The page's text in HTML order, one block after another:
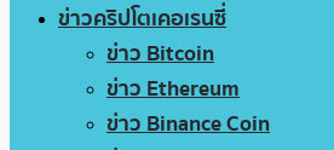
ข่าวคริปโตเคอเรนซี่
ข่าว Bitcoin
ข่าว Ethereum
ข่าว Binance Coin